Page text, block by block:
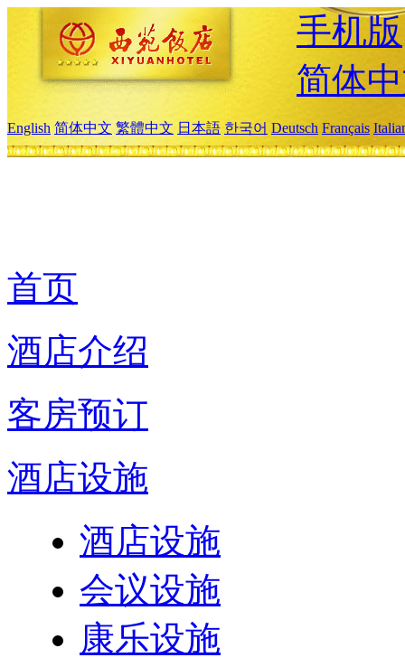
手机版
简体
English 简体中文 繁體中文 日本語 한국어 Deutsch Français
首页
酒店介绍
客房预订
酒店设施
酒店设施
会议设施
康乐设施